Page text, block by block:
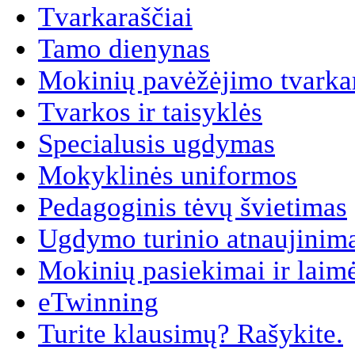
Tvarkaraščiai
Tamo dienynas
Mokinių pavėžėjimo
Tvarkos ir taisyklės
Specialusis ugdymas
Mokyklinės uniformos
Pedagoginis tėvų švietimas
Ugdymo turinio
Mokinių pasiekimai ir
eTwinning
Turite klausimų? Rašykite.